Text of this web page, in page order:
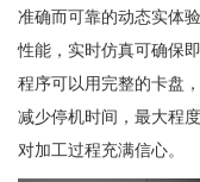
准确而可靠的动态实体
性能，实时仿真可确保
程序可以用完整的卡盘
减少停机时间，最大程
对加工过程充满信心。